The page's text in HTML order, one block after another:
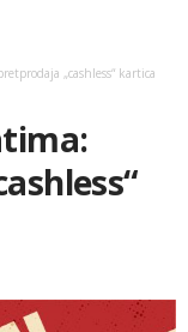
„cashless“ kartica